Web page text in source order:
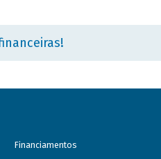
Financiamentos